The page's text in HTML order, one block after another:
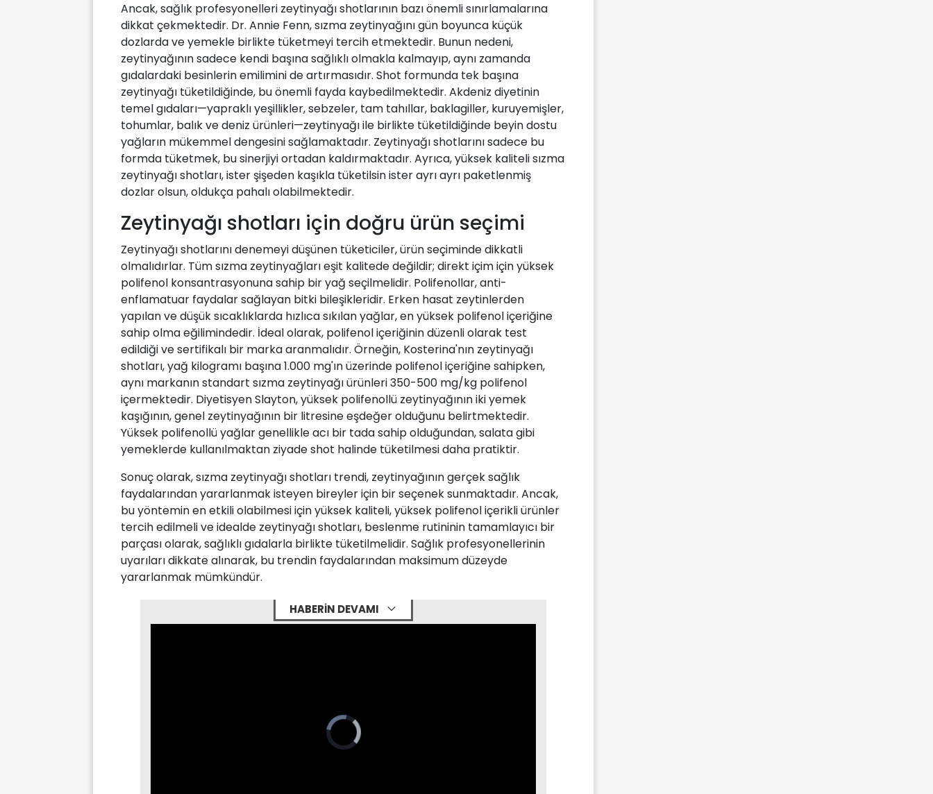
Ancak, sağlık profesyonelleri zeytinyağı shotlarının bazı önemli sınırlamalarına
dikkat çekmektedir. Dr. Annie Fenn, sızma zeytinyağını gün boyunca küçük
dozlarda ve yemekle birlikte tüketmeyi tercih etmektedir. Bunun nedeni,
zeytinyağının sadece kendi başına sağlıklı olmakla kalmayıp, aynı zamanda
gıdalardaki besinlerin emilimini de artırmasıdır. Shot formunda tek başına
zeytinyağı tüketildiğinde, bu önemli fayda kaybedilmektedir. Akdeniz diyetinin
temel gıdaları—yapraklı yeşillikler, sebzeler, tam tahıllar, baklagiller, kuruyemişler,
tohumlar, balık ve deniz ürünleri—zeytinyağı ile birlikte tüketildiğinde beyin dostu
yağların mükemmel dengesini sağlamaktadır. Zeytinyağı shotlarını sadece bu
formda tüketmek, bu sinerjiyi ortadan kaldırmaktadır. Ayrıca, yüksek kaliteli sızma
zeytinyağı shotları, ister şişeden kaşıkla tüketilsin ister ayrı ayrı paketlenmiş
dozlar olsun, oldukça pahalı olabilmektedir.
Zeytinyağı shotları için doğru ürün seçimi
Zeytinyağı shotlarını denemeyi düşünen tüketiciler, ürün seçiminde dikkatli
olmalıdırlar. Tüm sızma zeytinyağları eşit kalitede değildir; direkt içim için yüksek
polifenol konsantrasyonuna sahip bir yağ seçilmelidir. Polifenollar, anti-
enflamatuar faydalar sağlayan bitki bileşikleridir. Erken hasat zeytinlerden
yapılan ve düşük sıcaklıklarda hızlıca sıkılan yağlar, en yüksek polifenol içeriğine
sahip olma eğilimindedir. İdeal olarak, polifenol içeriğinin düzenli olarak test
edildiği ve sertifikalı bir marka aranmalıdır. Örneğin, Kosterina'nın zeytinyağı
shotları, yağ kilogramı başına 1.000 mg'ın üzerinde polifenol içeriğine sahipken,
aynı markanın standart sızma zeytinyağı ürünleri 350-500 mg/kg polifenol
içermektedir. Diyetisyen Slayton, yüksek polifenollü zeytinyağının iki yemek
kaşığının, genel zeytinyağının bir litresine eşdeğer olduğunu belirtmektedir.
Yüksek polifenollü yağlar genellikle acı bir tada sahip olduğundan, salata gibi
yemeklerde kullanılmaktan ziyade shot halinde tüketilmesi daha pratiktir.
Sonuç olarak, sızma zeytinyağı shotları trendi, zeytinyağının gerçek sağlık
faydalarından yararlanmak isteyen bireyler için bir seçenek sunmaktadır. Ancak,
bu yöntemin en etkili olabilmesi için yüksek kaliteli, yüksek polifenol içerikli ürünler
tercih edilmeli ve idealde zeytinyağı shotları, beslenme rutininin tamamlayıcı bir
parçası olarak, sağlıklı gıdalarla birlikte tüketilmelidir. Sağlık profesyonellerinin
uyarıları dikkate alınarak, bu trendin faydalarından maksimum düzeyde
yararlanmak mümkündür.
HABERİN DEVAMI
Video
Player
is
loading.